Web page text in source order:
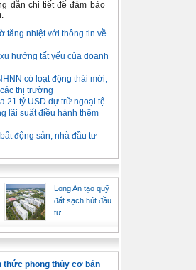
dẫn chi tiết để đảm bảo
tăng nhiệt với thông tin về
hướng tất yếu của doanh
có loạt động thái mới,
thị trường
21 tỷ USD dự trữ ngoại tệ
lãi suất điều hành thêm
động sản, nhà đầu tư
Long An tạo quỹ
đất sạch hút đầu
tư
thức phong thủy cơ bản